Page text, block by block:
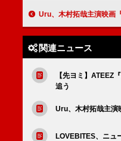
Uru、木村拓哉主演映画『教場 Requiem』主
関連ニュース
【先ヨミ】
追う
Uru、木村拓哉主演
LOVEBITES、ニュ